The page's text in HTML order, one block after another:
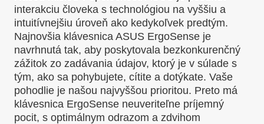
interakciu človeka s technológiou na vyššiu a
intuitívnejšiu úroveň ako kedykoľvek predtým.
Najnovšia klávesnica ASUS ErgoSense je
navrhnutá tak, aby poskytovala bezkonkurenčný
zážitok zo zadávania údajov, ktorý je v súlade s
tým, ako sa pohybujete, cítite a dotýkate. Vaše
pohodlie je našou najvyššou prioritou. Preto má
klávesnica ErgoSense neuveriteľne príjemný
pocit, s optimálnym odrazom a zdvihom